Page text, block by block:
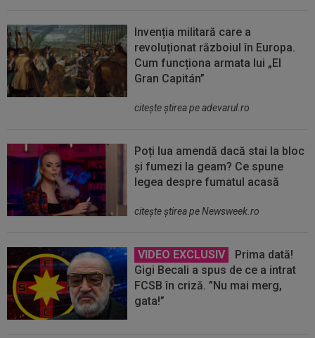
Invenția militară care a
revoluționat războiul în Europa.
Cum funcționa armata lui „El
Gran Capitán”
citeşte ştirea pe adevarul.ro
Poți lua amendă dacă stai la bloc
și fumezi la geam? Ce spune
legea despre fumatul acasă
citeşte ştirea pe Newsweek.ro
VIDEO EXCLUSIV
Prima dată!
Gigi Becali a spus de ce a intrat
FCSB în criză. ”Nu mai merg,
gata!”